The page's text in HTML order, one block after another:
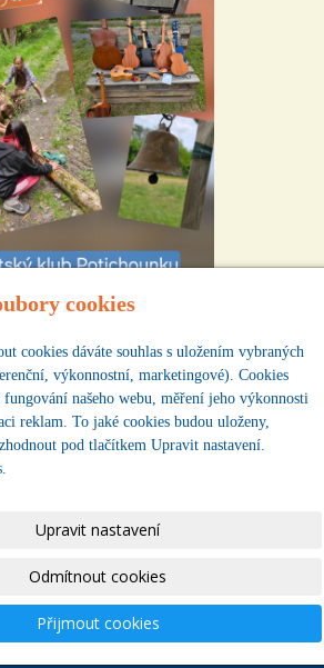
Občanský spolek Potichounku
cookies
cookies dáváte souhlas s uložením vybraných
výkonnostní, marketingové). Cookies
našeho webu, měření jeho výkonnosti
reklam. To jaké cookies budou uloženy,
pod tlačítkem Upravit nastavení.
Upravit nastavení
Odmítnout cookies
Přijmout cookies